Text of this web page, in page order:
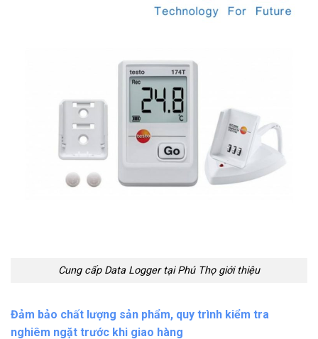
Cung cấp Data Logger tại Phú Thọ giới thiệu
Đảm bảo chất lượng sản phẩm, quy trình kiểm tra
nghiêm ngặt trước khi giao hàng